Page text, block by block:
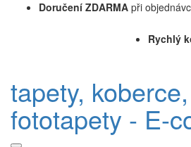
Doručení ZDARMA při
Rychlý
tapety, koberce,
fototapety - E-